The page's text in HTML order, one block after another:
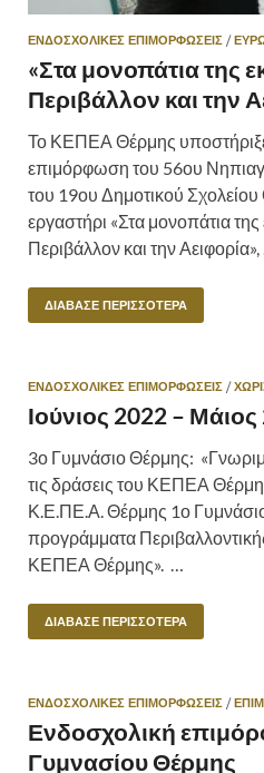
ΕΝΔΟΣΧΟΛΙΚΕΣ ΕΠΙΜΟΡΦΩΣΕΙΣ /
«Στα μονοπάτια της
Περιβάλλον και την
Το ΚΕΠΕΑ Θέρμης
επιμόρφωση του 56ου
του 19ου Δημοτικού
εργαστήρι «Στα μονοπάτια
Περιβάλλον και την
ΔΙΆΒΑΣΕ ΠΕΡΙΣΣΌΤΕΡΑ
ΕΝΔΟΣΧΟΛΙΚΕΣ ΕΠΙΜΟΡΦΩΣΕΙΣ /
Ιούνιος 2022 –
3ο Γυμνάσιο Θέρμης:
τις δράσεις του ΚΕΠΕΑ
Κ.Ε.ΠΕ.Α. Θέρμης 1ο
προγράμματα
ΚΕΠΕΑ Θέρμης». …
ΔΙΆΒΑΣΕ ΠΕΡΙΣΣΌΤΕΡΑ
ΕΝΔΟΣΧΟΛΙΚΕΣ ΕΠΙΜΟΡΦΩΣΕΙΣ /
Ενδοσχολική
Γυμνασίου Θέρμης